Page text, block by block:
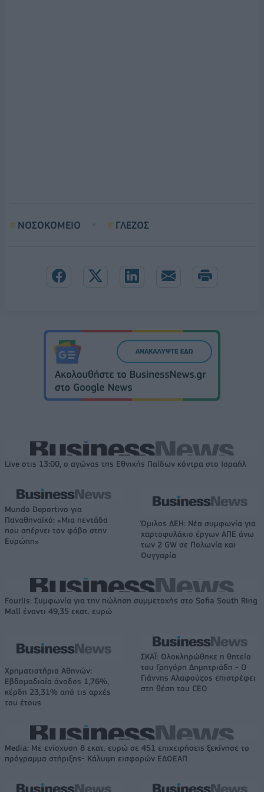
ΝΟΣΟΚΟΜΕΙΟ ΓΛΕΖΟΣ
Live στις 13:00, ο αγώνας της Εθνικής Παίδων κόντρα στο Ισραήλ
Mundo Deportivo για
Παναθηναϊκό: «Μια πεντάδα
που σπέρνει τον φόβο στην
Ευρώπη»
Όμιλος ΔΕΗ: Νέα συμφωνία για
χαρτοφυλάκιο έργων ΑΠΕ άνω
των 2 GW σε Πολωνία και
Ουγγαρία
Fourlis: Συμφωνία για την πώληση συμμετοχής στο Sofia South Ring
Mall έναντι 49,35 εκατ. ευρώ
Χρηματιστήριο Αθηνών:
Εβδομαδιαία άνοδος 1,76%,
κέρδη 23,31% από τις αρχές
του έτους
ΣΚΑΪ: Ολοκληρώθηκε η θητεία
του Γρηγόρη Δημητριάδη - Ο
Γιάννης Αλαφούζος επιστρέφει
στη θέση του CEO
Media: Με ενίσχυση 8 εκατ. ευρώ σε 451 επιχειρήσεις ξεκίνησε το
πρόγραμμα στήριξης- Κάλυψη εισφορών ΕΔΟΕΑΠ